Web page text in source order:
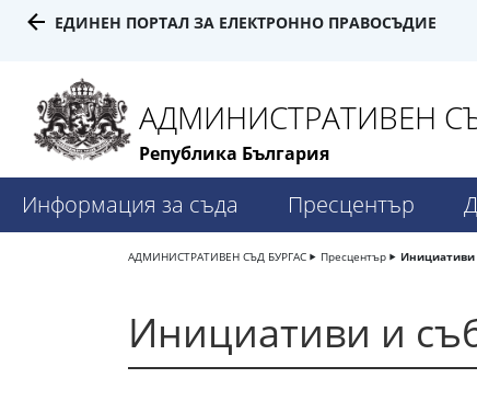
ЕДИНЕН ПОРТАЛ ЗА ЕЛЕКТРОННО ПРАВОСЪДИЕ
АДМИНИСТРАТИВЕН
Република България
Информация за съда Пресцентър
АДМИНИСТРАТИВЕН СЪД БУРГАС Пресцентър Инициативи
Инициативи и